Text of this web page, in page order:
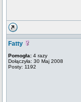
Fatty
Pomogła: 4 razy
Dołączyła: 30 Maj 2008
Posty: 1192